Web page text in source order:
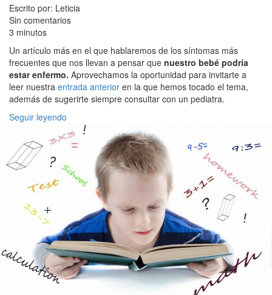
Escrito por: Leticia
Sin comentarios
3 minutos
Un artículo más en el que hablaremos de los síntomas más
frecuentes que nos llevan a pensar que nuestro bebé podría
estar enfermo. Aprovechamos la oportunidad para invitarte a
leer nuestra entrada anterior en la que hemos tocado el tema,
además de sugerirte siempre consultar con un pediatra.
Seguir leyendo